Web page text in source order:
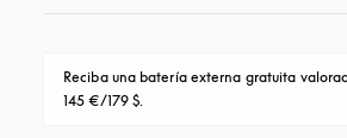
Reciba una batería externa gratuita
145 €/179 $.